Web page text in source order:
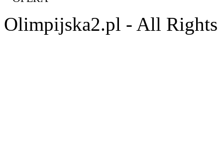
Olimpijska2.pl - All Rights